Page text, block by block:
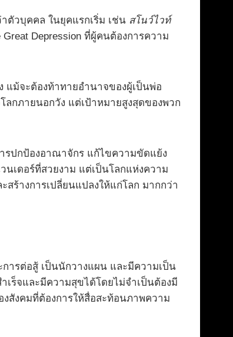
ตัวบุคคล ในยุคแรกเริ่ม เช่น สโนว์ไวท์
Depression ที่ผู้คนต้องการความ
แม้จะต้องท้าทายอำนาจของผู้เป็นพ่อ
ลกภายนอกวัง แต่เป้าหมายสูงสุดของพวก
รปกป้องอาณาจักร แก้ไขความขัดแย้ง
นเดอร์ที่สวยงาม แต่เป็นโลกแห่งความ
ร้างการเปลี่ยนแปลงให้แก่โลก มากกว่า
ารต่อสู้ เป็นนักวางแผน และมีความเป็น
ร็จและมีความสุขได้โดยไม่จำเป็นต้องมี
งสังคมที่ต้องการให้สื่อสะท้อนภาพความ